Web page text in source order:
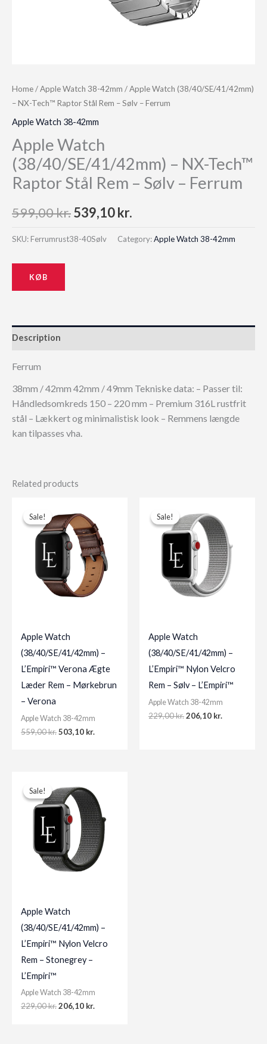
Home/Apple Watch 38-42mm / Apple Watch (38/40/SE/41/42mm)
– NX-Tech™ Raptor Stål Rem – Sølv – Ferrum
Apple Watch 38-42mm
Apple Watch
(38/40/SE/41/42mm) – NX-Tech™
Raptor Stål Rem – Sølv – Ferrum
599,00kr.Original
price
539,10kr.
price
SKU: Ferrumrust38-40Sølv Category:Apple Watch 38-42mm
KØB
Description
Ferrum
38mm / 42mm 42mm / 49mm Tekniske data: – Passer til:
Håndledsomkreds 150 – 220 mm – Premium 316L rustfrit
stål – Lækkert og minimalistisk look – Remmens længde
kan tilpasses vha.
Related products
Sale!
Sale!
Apple Watch
(38/40/SE/41/42mm) –
L’Empiri™ Verona Ægte
Læder Rem – Mørkebrun
– Verona
Apple Watch 38-42mm
559,00kr. Original
503,10 kr.
Sale!
Sale!
Apple Watch
(38/40/SE/41/42mm) –
L’Empiri™ Nylon Velcro
Rem – Sølv – L’Empiri™
Apple Watch 38-42mm
229,00kr.Original
206,10 kr.
Sale!
Sale!
Apple Watch
(38/40/SE/41/42mm) –
L’Empiri™ Nylon Velcro
Rem – Stonegrey –
L’Empiri™
Apple Watch 38-42mm
229,00kr.Original
206,10 kr.